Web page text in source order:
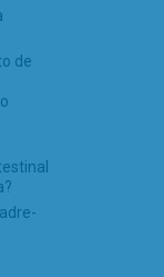
de